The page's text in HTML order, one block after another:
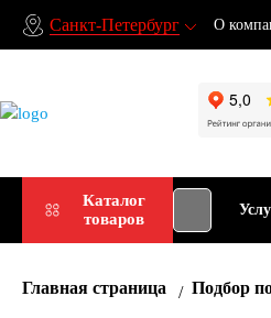
Санкт-Петербург О
Каталог
товаров
Подбор
АКБ
Главная страница Подбор